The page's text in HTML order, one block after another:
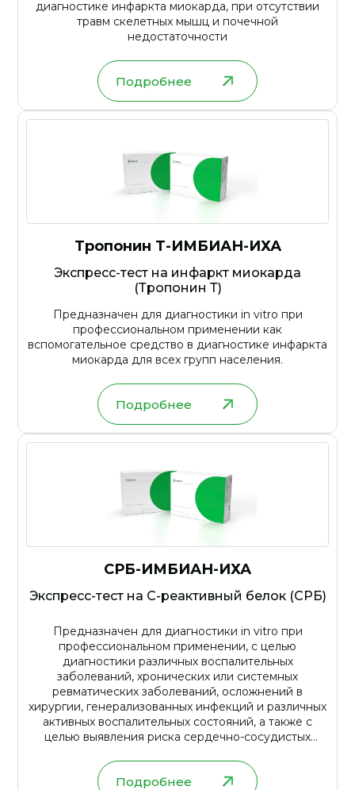
диагностике инфаркта миокарда, при отсутствии
травм скелетных мышц и почечной
недостаточности
Подробнее
Тропонин Т-ИМБИАН-ИХА
Экспресс-тест на инфаркт миокарда
(Тропонин Т)
Предназначен для диагностики in vitro при
профессиональном применении как
вспомогательное средство в диагностике инфаркта
миокарда для всех групп населения.
Подробнее
СРБ-ИМБИАН-ИХА
Экспресс-тест на С-реактивный белок (СРБ)
Предназначен для диагностики in vitro при
профессиональном применении, с целью
диагностики различных воспалительных
заболеваний, хронических или системных
ревматических заболеваний, осложнений в
хирургии, генерализованных инфекций и различных
активных воспалительных состояний, а также с
целью выявления риска сердечно-сосудистых
Подробнее